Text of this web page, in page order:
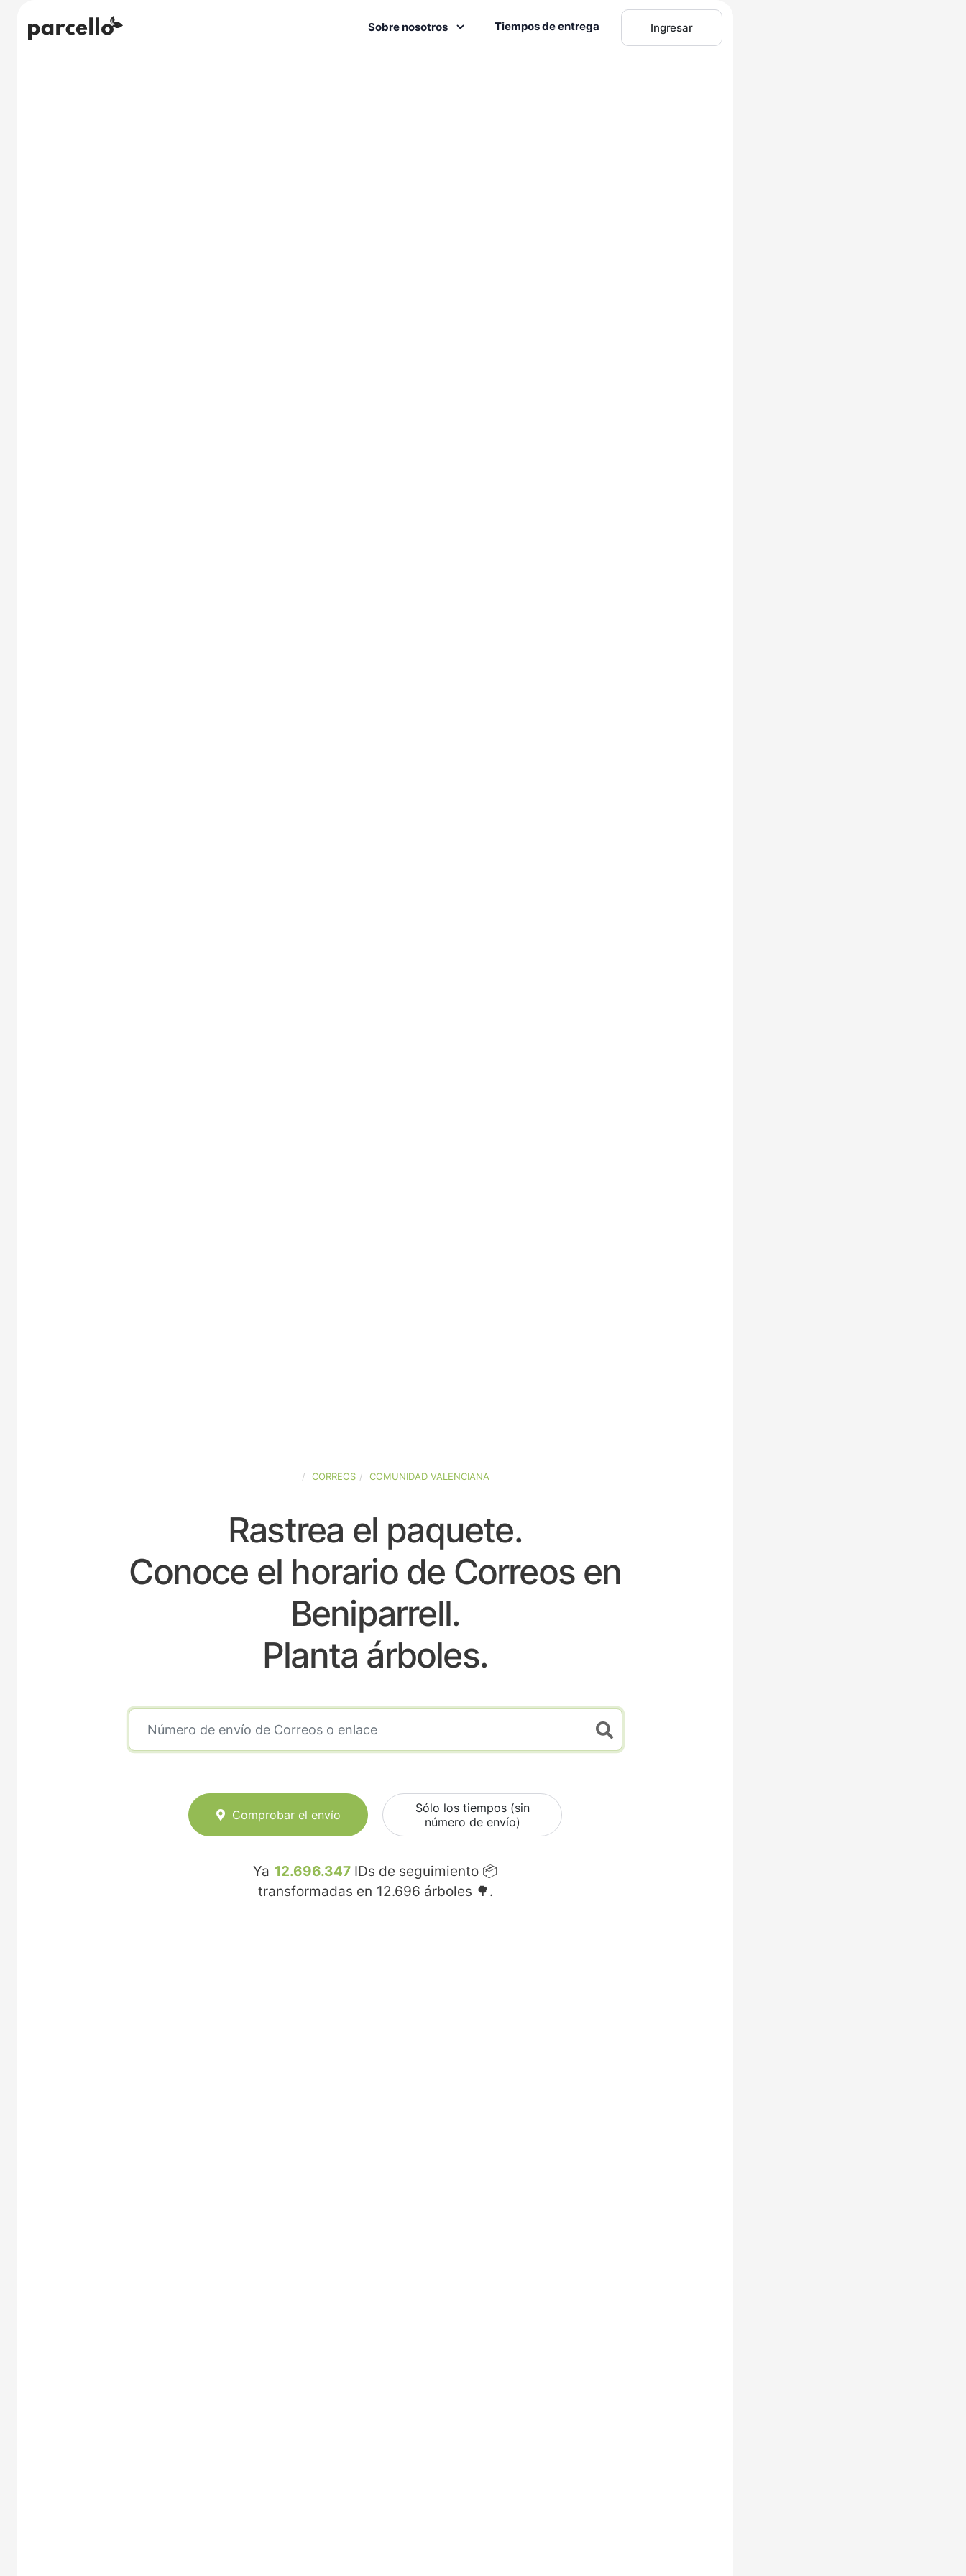
Sobre nosotros Tiempos de entrega Ingresar
CORREOS COMUNIDAD VALENCIANA
Rastrea el paquete.
Conoce el horario de Correos en
Beniparrell.
Planta árboles.
Comprobar el envío
Sólo los tiempos (sin
número de envío)
Ya 12.696.347 IDs de seguimiento 📦
transformadas en 12.696 árboles 🌳.